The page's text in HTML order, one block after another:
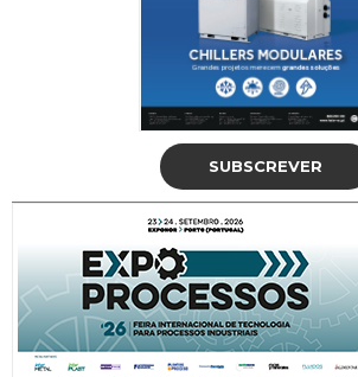
SUBSCREVER